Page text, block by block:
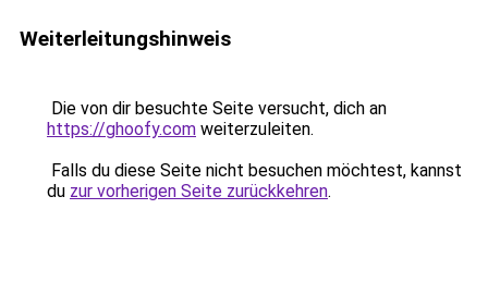
Weiterleitungshinweis
Die von dir besuchte Seite versucht, dich an
https://ghoofy.com weiterzuleiten.
Falls du diese Seite nicht besuchen möchtest, kannst
du zur vorherigen Seite zurückkehren.